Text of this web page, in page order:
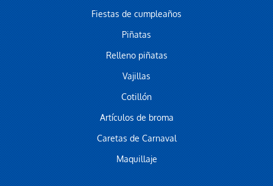
Fiestas de cumpleaños
Piñatas
Relleno piñatas
Vajillas
Cotillón
Artículos de broma
Caretas de Carnaval
Maquillaje